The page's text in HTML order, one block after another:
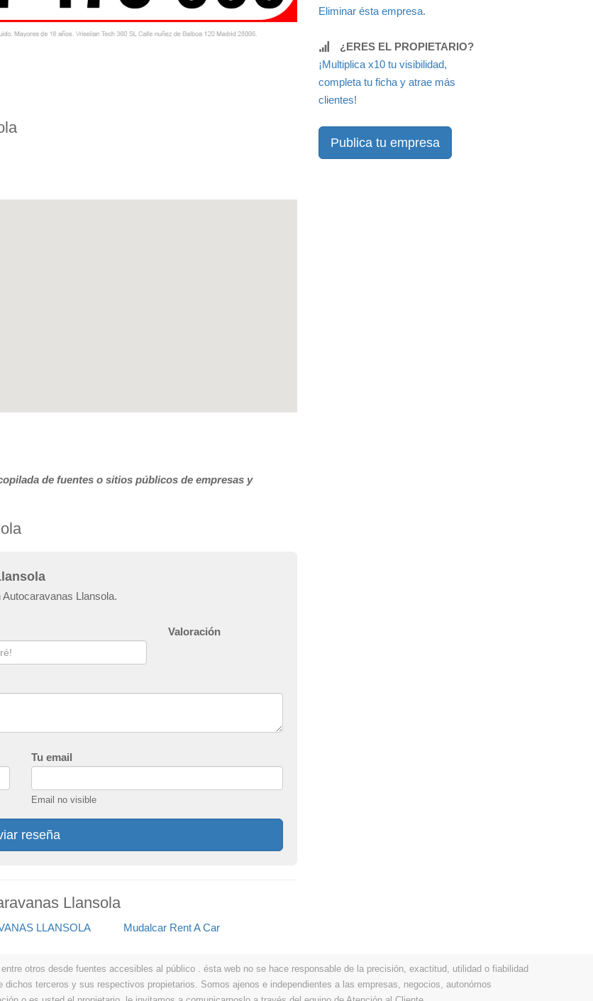
de fuentes o sitios públicos de empresas y
Llansola.
Valoración
Tu email
Email no visible
reseña
Llansola
LLANSOLA
Mudalcar Rent A Car
Eliminar ésta empresa.
¿ERES EL PROPIETARIO?
¡Multiplica x10 tu visibilidad,
completa tu ficha y atrae más
clientes!
Publica tu empresa
otros desde fuentes accesibles al público . ésta web no se hace responsable de la precisión, exactitud, utilidad o fiabilidad
terceros y sus respectivos propietarios. Somos ajenos e independientes a las empresas, negocios, autonómos